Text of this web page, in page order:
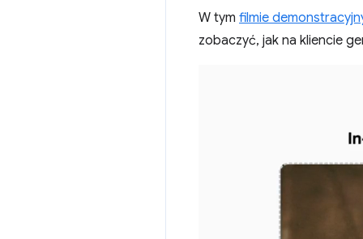
W tym filmie
zobaczyć, jak na kliencie